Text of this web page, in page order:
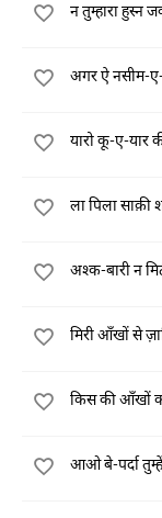
न तुम्हारा हुस्न
अगर ऐ नसीम-ए-
यारो कू-ए-यार
ला पिला साक़ी
अश्क-बारी न
मिरी आँखों से
किस की आँखों
आओ बे-पर्दा